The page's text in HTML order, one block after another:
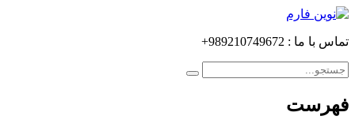
تماس با ما : 989210749672+
فهرست